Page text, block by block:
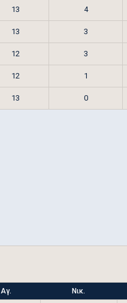
13 4
13 3
12 3
12 1
13 0
Αγ. Νικ.